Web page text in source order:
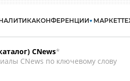
КОНФЕРЕНЦИИ МАРКЕТ
CNews*
CNews по ключевому слову